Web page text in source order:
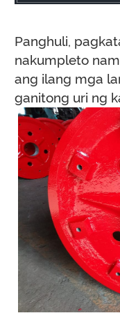
Panghuli,
nakumpleto
ang ilang mga
ganitong uri ng